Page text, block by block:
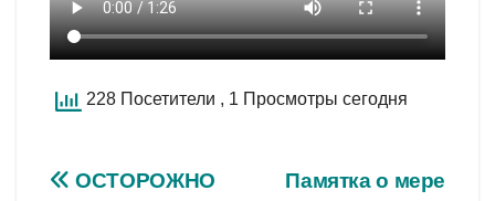
228 Посетители , 1 Просмотры сегодня
Навигация
Памятка о мере
ОСТОРОЖНО